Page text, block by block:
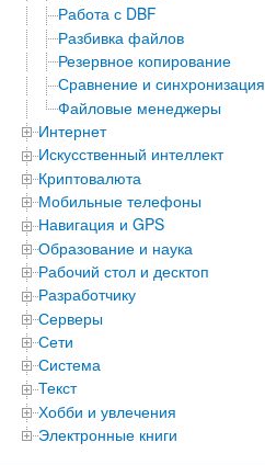
Работа с DBF
Разбивка файлов
Резервное копирование
Сравнение и синхронизация
Файловые менеджеры
Интернет
Искусственный интеллект
Криптовалюта
Мобильные телефоны
Навигация и GPS
Образование и наука
Рабочий стол и десктоп
Разработчику
Серверы
Сети
Система
Текст
Хобби и увлечения
Электронные книги